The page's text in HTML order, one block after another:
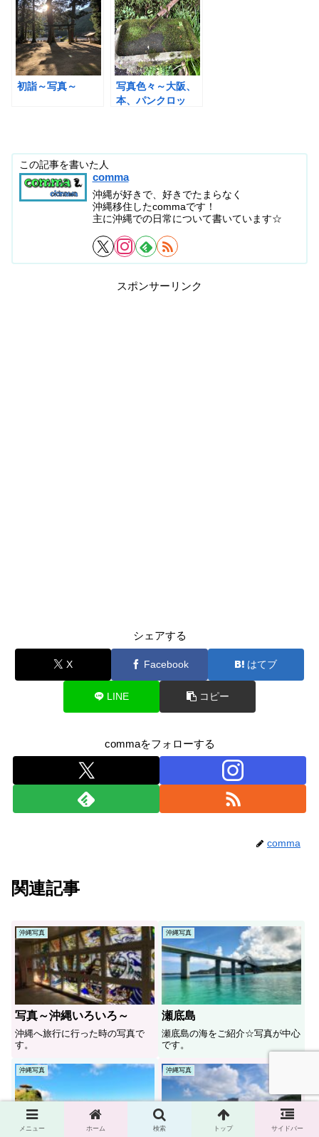
初詣～写真～
写真色々～大阪、
本、パンクロッ
この記事を書いた人
comma
沖縄が好きで、好きでたまらなく
沖縄移住したcommaです！
主に沖縄での日常について書いています☆
スポンサーリンク
シェアする
X Facebook はてブ
LINE コピー
commaをフォローする
comma
関連記事
沖縄写真
写真～沖縄いろいろ～
沖縄へ旅行に行った時の写真で
す。
沖縄写真
瀬底島
瀬底島の海をご紹介☆写真が中心
です。
沖縄写真 沖縄写真
メニュー ホーム 検索 トップ サイドバー